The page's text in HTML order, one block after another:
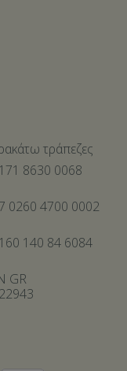
τράπεζες
8630 0068
0260 4700 0002
140 84 6084
GR